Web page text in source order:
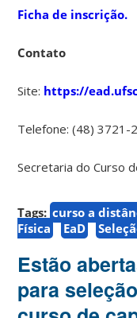
Ficha de inscrição.
Contato
Site: https://
Telefone: (48) 3721-
Secretaria do Curso
Tags: curso a
Física
EaD
Estão
para